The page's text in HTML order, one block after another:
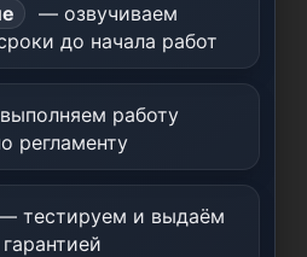
— озвучиваем
до начала работ
работу
регламенту
тестируем и выдаём